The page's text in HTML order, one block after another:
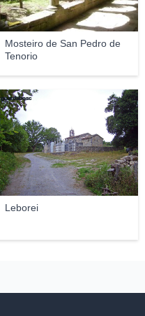
Mosteiro de San Pedro de
Tenorio
Leborei
guardabosc